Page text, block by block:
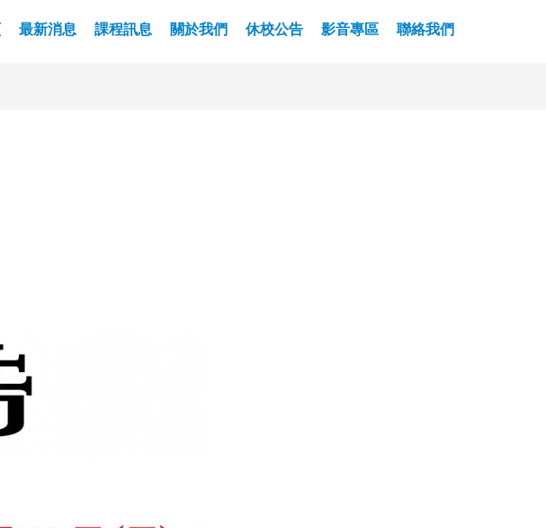
最新消息 課程訊息 關於我們 休校公告 影音專區 聯絡我們